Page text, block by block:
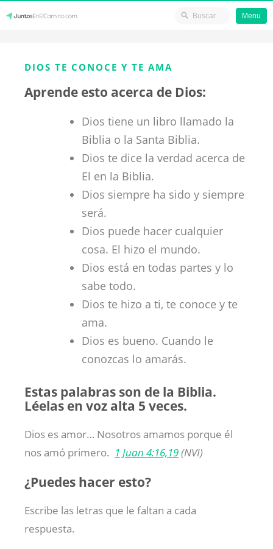
content
Menu
DIOS TE CONOCE Y TE AMA
Aprende esto acerca de Dios:
Dios tiene un libro llamado la
Biblia o la Santa Biblia.
Dios te dice la verdad acerca de
El en la Biblia.
Dios siempre ha sido y siempre
será.
Dios puede hacer cualquier
cosa. El hizo el mundo.
Dios está en todas partes y lo
sabe todo.
Dios te hizo a ti, te conoce y te
ama.
Dios es bueno. Cuando le
conozcas lo amarás.
Estas palabras son de la Biblia.
Léelas en voz alta 5 veces.
Dios es amor… Nosotros amamos porque él
nos amó primero. 1 Juan 4:16,19(NVI)
¿Puedes hacer esto?
Escribe las letras que le faltan a cada
respuesta.